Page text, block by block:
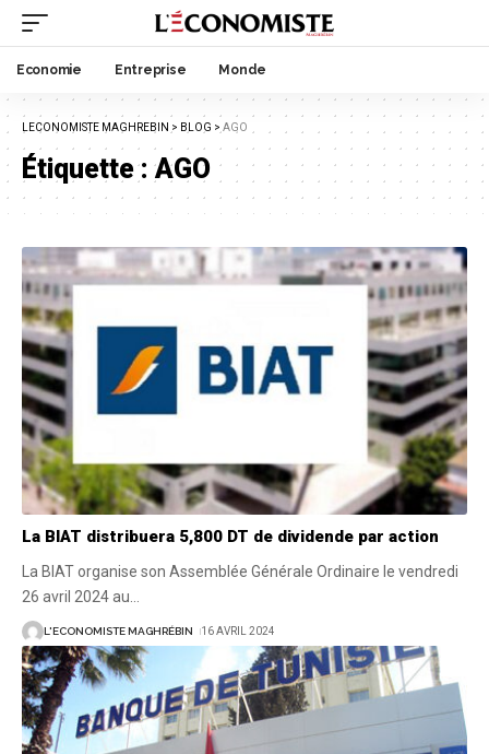
Economie Entreprise Monde
LECONOMISTE MAGHREBIN > BLOG > AGO
Étiquette :AGO
La BIAT distribuera 5,800 DT de dividende par action
La BIAT organise son Assemblée Générale Ordinaire le vendredi
26 avril 2024 au
L'ECONOMISTE MAGHRÉBIN 16 AVRIL 2024